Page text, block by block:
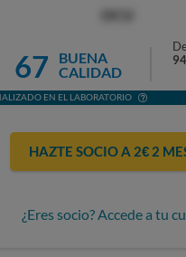
67
BUENA
CALIDAD
EN EL LABORATORIO
HAZTE SOCIO A 2€ 2
¿Eres socio? Accede a tu